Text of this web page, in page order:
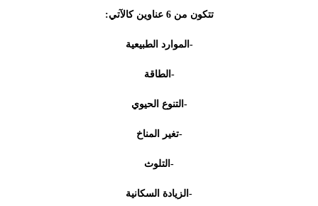
تتكون من 6 عناوين كالآتي:
-الموارد الطبيعية
-الطاقة
-التنوع الحيوي
-تغير المناخ
-التلوث
-الزيادة السكانية